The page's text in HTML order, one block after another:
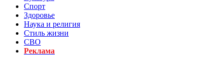
Спорт
Здоровье
Наука и религия
Стиль жизни
СВО
Реклама